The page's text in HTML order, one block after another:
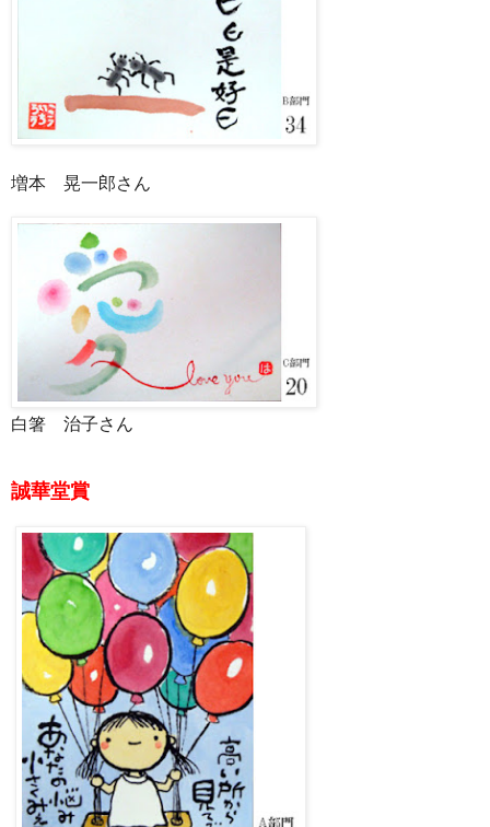
増本 晃一郎さん
白箸 治子さん
誠華堂賞